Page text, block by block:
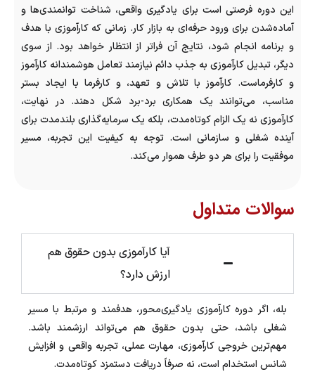
این دوره فرصتی است برای یادگیری واقعی، شناخت توانمندی‌ها و
آماده‌شدن برای ورود حرفه‌ای به بازار کار. زمانی که کارآموزی با هدف
و برنامه انجام شود، نتایج آن فراتر از انتظار خواهد بود. از سوی
دیگر، تبدیل کارآموزی به جذب دائم نیازمند تعامل هوشمندانه کارآموز
و کارفرماست. کارآموز با تلاش و تعهد، و کارفرما با ایجاد بستر
مناسب، می‌توانند یک همکاری برد-برد شکل دهند. در نهایت،
کارآموزی نه یک الزام کوتاه‌مدت، بلکه یک سرمایه‌گذاری بلندمدت برای
آینده شغلی و سازمانی است. توجه به کیفیت این تجربه، مسیر
موفقیت را برای هر دو طرف هموار می‌کند.
سوالات متداول
آیا کارآموزی بدون حقوق هم
ارزش دارد؟
بله، اگر دوره کارآموزی یادگیری‌محور، هدفمند و مرتبط با مسیر
شغلی باشد، حتی بدون حقوق هم می‌تواند ارزشمند باشد.
مهم‌ترین خروجی کارآموزی، مهارت عملی، تجربه واقعی و افزایش
شانس استخدام است، نه صرفاً دریافت دستمزد کوتاه‌مدت.